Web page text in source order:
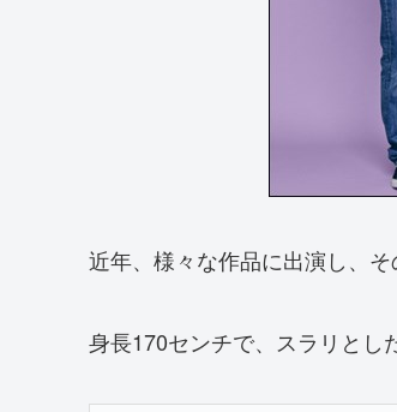
近年、様々な作品に出演し、
身長170センチで、スラリとし